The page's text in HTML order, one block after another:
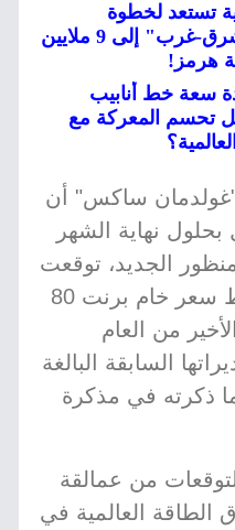
تستعد لخطوة
تاريخية.. زيادة سعة خط "شرق-غرب" إلى 9 ملايين
هرمز!
سعة خط أنابيب
تحسم المعركة مع
"غولدمان ساكس" أن
بحلول نهاية الشهر
الجديد، توقعت
المؤسسة أن يبلغ متوسط سعر خام برنت 80
من العام
السابقة البالغة
ما ذكرته في مذكرة
من عمالقة
الطاقة العالمية في